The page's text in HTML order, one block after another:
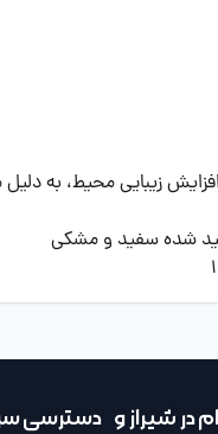
زیبایی محیط، به
شده سفید و مشکی
در شیراز و دسترسی